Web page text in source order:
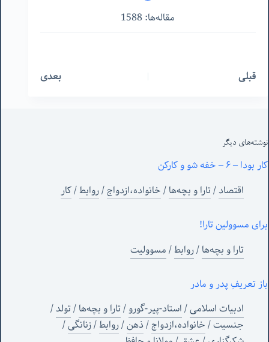
مقاله‌ها: 1588
قبلی بعدی
نوشته‌های‌ دیگر
کار بودا – ۶ – خفه شو و کارکن
اقتصاد/تارا و بچه‌ها/خانواده،ازدواج/روابط/کار
برای مسوولین تارا!
تارا و بچه‌ها/روابط/مسوولیت
باز تعریفِ پدر و مادر
ادبیات اسلامی/استاد-پیر-گورو/تارا و بچه‌ها/تولد/
جنسیت/خانواده،ازدواج/ذهن/روابط/زنانگی/